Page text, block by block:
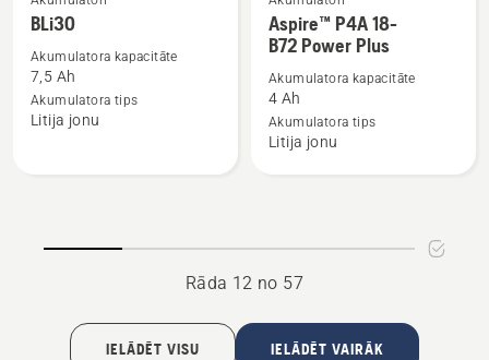
Skatīt
vairāk
informācijas
par
BLi30
BLi30
Akumulatora kapacitāte
7,5 Ah
Akumulatora tips
Litija jonu
Skatīt
vairāk
informācijas
par
Aspire™
P4A
Aspire™ P4A 18-
B72 Power Plus
Akumulatora kapacitāte
4 Ah
Akumulatora tips
Litija jonu
Rāda 12 no 57
IELĀDĒT VISU IELĀDĒT VAIRĀK